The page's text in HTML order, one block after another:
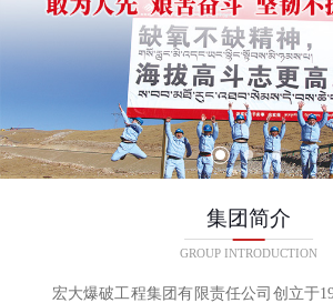
集团简介
GROUP INTRODUCTION
宏大爆破工程集团有限责任公司创立于